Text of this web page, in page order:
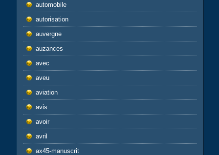
automobile
autorisation
auvergne
auzances
avec
aveu
aviation
avis
avoir
avril
ax45-manuscrit